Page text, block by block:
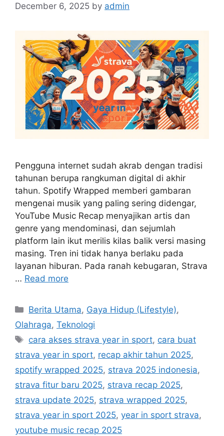
December 6, 2025 by admin
Pengguna internet sudah akrab dengan tradisi
tahunan berupa rangkuman digital di akhir
tahun. Spotify Wrapped memberi gambaran
mengenai musik yang paling sering didengar,
YouTube Music Recap menyajikan artis dan
genre yang mendominasi, dan sejumlah
platform lain ikut merilis kilas balik versi masing
masing. Tren ini tidak hanya berlaku pada
layanan hiburan. Pada ranah kebugaran, Strava
… Read more
C
a
e
g
o
r
i
s
Berita Utama, Gaya Hidup (Lifestyle),
Olahraga, Teknologi
T
a
s
cara akses strava year in sport, cara buat
strava year in sport, recap akhir tahun 2025,
spotify wrapped 2025, strava 2025 indonesia,
strava fitur baru 2025, strava recap 2025,
strava update 2025, strava wrapped 2025,
strava year in sport 2025, year in sport strava,
youtube music recap 2025